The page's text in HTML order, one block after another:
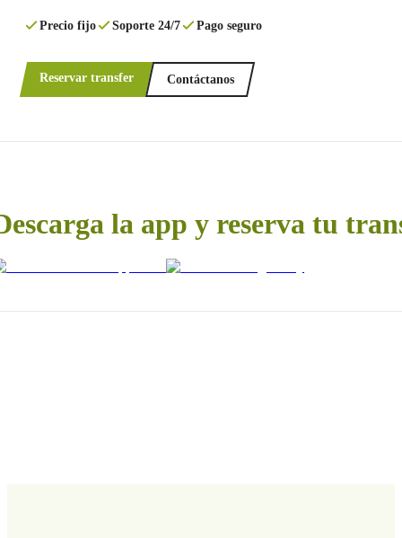
Precio fijo Soporte 24/7 Pago seguro
Reservar transfer Contáctanos
la app y reserva tu